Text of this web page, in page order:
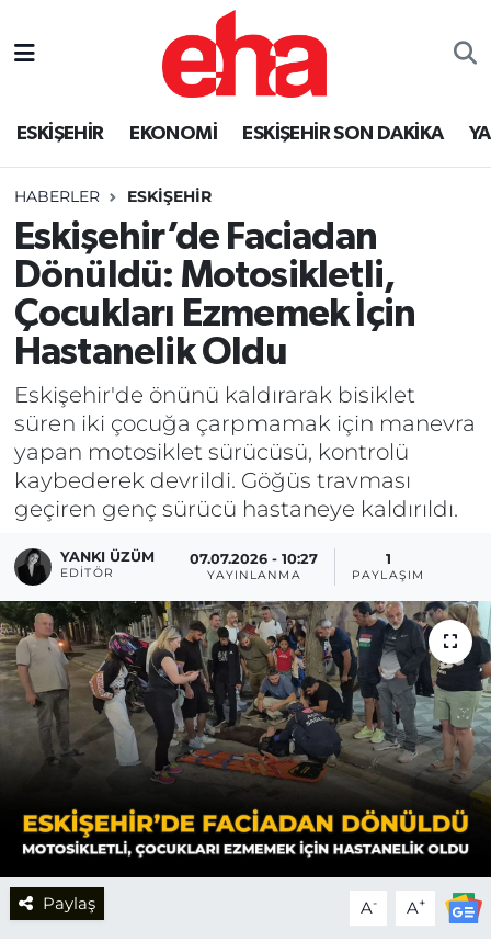
ESKİŞEHİR EKONOMİ ESKİŞEHİR SON DAKİKA
HABERLER ESKİŞEHİR
Eskişehir’de Faciadan
Dönüldü: Motosikletli,
Çocukları Ezmemek İçin
Hastanelik Oldu
Eskişehir'de önünü kaldırarak bisiklet
süren iki çocuğa çarpmamak için manevra
yapan motosiklet sürücüsü, kontrolü
kaybederek devrildi. Göğüs travması
geçiren genç sürücü hastaneye kaldırıldı.
YANKI ÜZÜM
EDITÖR
07.07.2026 - 10:27
YAYINLANMA
1
PAYLAŞIM
Paylaş A- A+